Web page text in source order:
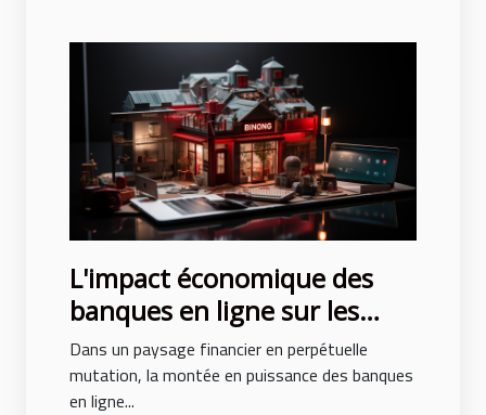
L'impact économique des
banques en ligne sur les
banques traditionnelles
Dans un paysage financier en perpétuelle
mutation, la montée en puissance des banques
en ligne...